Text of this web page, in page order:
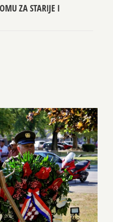
ZA STARIJE I